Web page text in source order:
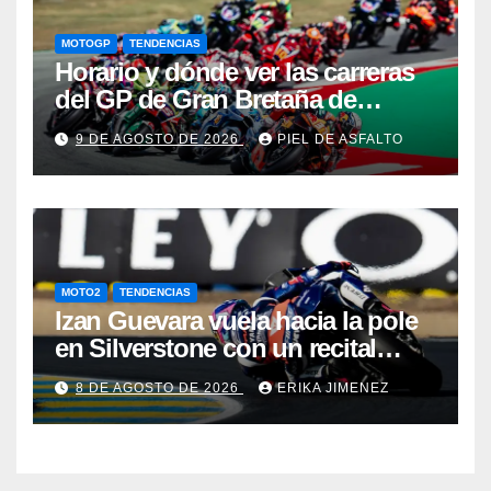
MOTOGP TENDENCIAS
Horario y dónde ver las carreras
del GP de Gran Bretaña de
MotoGP 2026: Jorge Martín
defiende el liderato en
Silverstone
9 DE AGOSTO DE 2026 PIEL DE ASFALTO
MOTO2 TENDENCIAS
Izan Guevara vuela hacia la pole
en Silverstone con un recital
español en Moto2
8 DE AGOSTO DE 2026 ERIKA JIMENEZ